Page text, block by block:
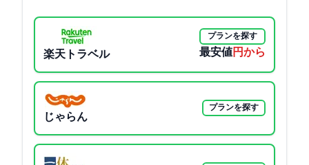
楽天トラベル
プランを探す
最安値9500円から
じゃらん
プランを探す